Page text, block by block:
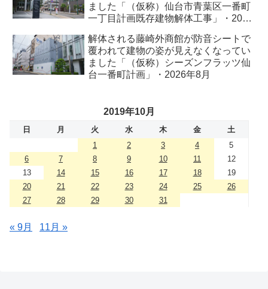
ました「（仮称）仙台市青葉区一番町
一丁目計画既存建物解体工事」・2026
解体される藤崎外商館が防音シートで
覆われて建物の姿が見えなくなってい
ました「（仮称）シーズンフラッツ仙
台一番町計画」・2026年8月
2019年10月
日 月 火 水 木 金
土
1
2 3 4
5
6
7 8 9 10 11
12
13
14 15 16 17 18
19
20
21 22 23 24 25
26
27
28 29 30 31
« 9月 11月 »